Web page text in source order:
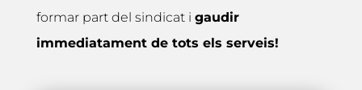
formar part del sindicat i gaudir
immediatament de tots els serveis!